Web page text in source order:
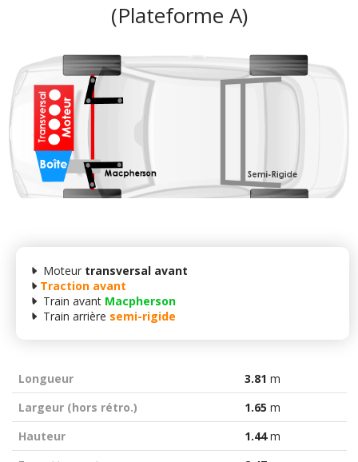
(Plateforme A)
Moteur transversal avant
Traction avant
Train avant Macpherson
Train arrière semi-rigide
Longueur 3.81 m
Largeur (hors rétro.)
1.65 m
Hauteur
1.44m